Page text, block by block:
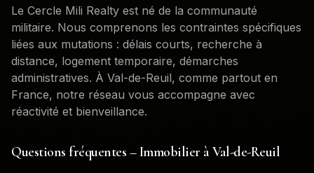
Le Cercle Mili Realty est né de la communauté
militaire. Nous comprenons les contraintes spécifiques
liées aux mutations : délais courts, recherche à
distance, logement temporaire, démarches
administratives. À Val-de-Reuil, comme partout en
France, notre réseau vous accompagne avec
réactivité et bienveillance.
Questions fréquentes – Immobilier àVal-de-Reuil